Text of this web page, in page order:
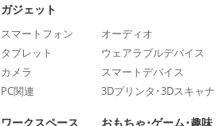
ガジェット
スマートフォン
タブレット
カメラ
PC関連
オーディオ
ウェアラブルデバイス
スマートデバイス
3Dプリンタ･3Dスキャナ
ワークスペース おもちゃ･ゲーム･趣味